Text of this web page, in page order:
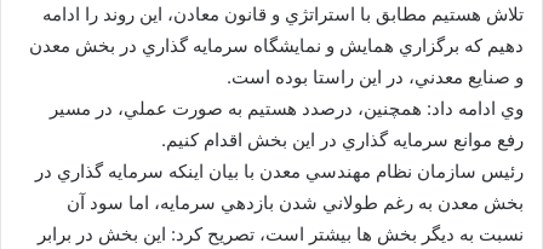
تلاش هستيم مطابق با استراتژي و قانون معادن، اين روند را ادامه
دهيم كه برگزاري همايش و نمايشگاه سرمايه گذاري در بخش معدن
و صنايع معدني، در اين راستا بوده است.
وي ادامه داد: همچنين، درصدد هستيم به صورت عملي، در مسير
رفع موانع سرمايه گذاري در اين بخش اقدام كنيم.
رئيس سازمان نظام مهندسي معدن با بيان اينكه سرمايه گذاري در
بخش معدن به رغم طولاني شدن بازدهي سرمايه، اما سود آن
نسبت به ديگر بخش ها بيشتر است، تصريح كرد: اين بخش در برابر